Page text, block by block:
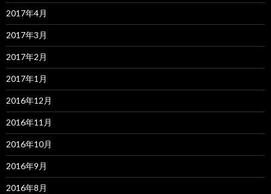
2017年4月
2017年3月
2017年2月
2017年1月
2016年12月
2016年11月
2016年10月
2016年9月
2016年8月